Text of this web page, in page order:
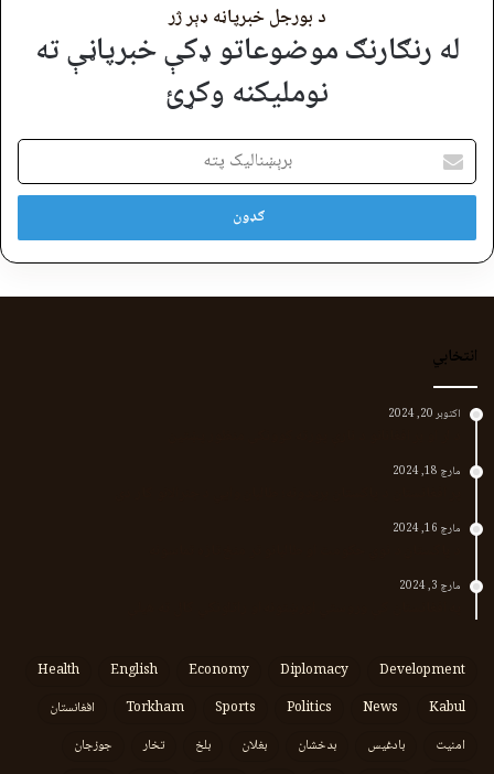
د بورجل خبرپاڼه ډېر ژر
له رنګارنګ موضوعاتو ډکې خبرپاڼې ته
نوملیکنه وکړئ
برېښنالیک
پته
انتخابي
اکتوبر 20, 2024
مارچ 18, 2024
مارچ 16, 2024
مارچ 3, 2024
Development
Diplomacy
Economy
English
Health
Kabul
News
Politics
Sports
Torkham
افغانستان
امنیت
بادغیس بدخشان بغلان بلخ تخار
جوزجان